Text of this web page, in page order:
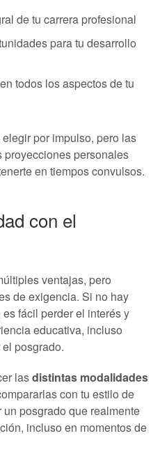
de tu carrera profesional
para tu desarrollo
todos los aspectos de tu
por impulso, pero las
personales
en tiempos convulsos.
con el
ventajas, pero
de exigencia. Si no hay
fácil perder el interés y
educativa, incluso
posgrado.
lasdistintas modalidades
con tu estilo de
posgrado que realmente
incluso en momentos de